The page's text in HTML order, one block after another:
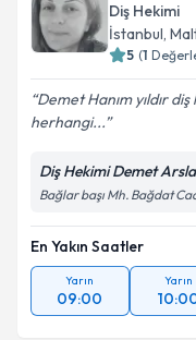
E-posta
kapsamda
Diş Hekimi
İstanbul,
5 (1
Demet Hanım yıldır
herhangi...
Diş Hekimi Demet
Bağlar başı Mh. Bağdat
En Yakın Saatler
Yarın
09:00
Yarın